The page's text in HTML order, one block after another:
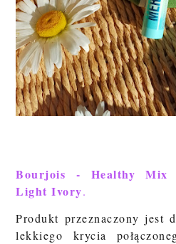
Bourjois - Healthy Mix
Light Ivory.
Produkt przeznaczony jest
lekkiego krycia